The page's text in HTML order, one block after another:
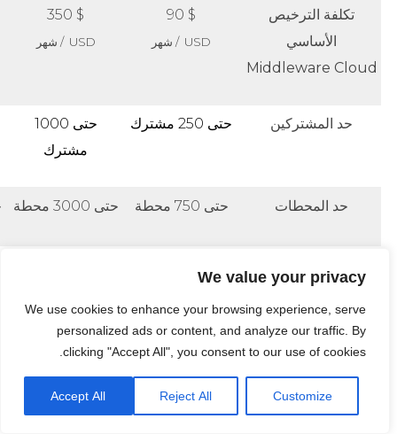
We value your privacy
We use cookies to enhance your browsing experience, serve
personalized ads or content, and analyze our traffic. By
clicking "Accept All", you consent to our use of cookies.
Customize
Reject All
Accept All
تكلفة الترخيص
الأساسي
Middleware Cloud
$ 90
USD / شهر
$ 350
USD / شهر
حد المشتركين حتى 250 مشترك
حتى 1000
مشترك
حد المحطات حتى 750 محطة حتى 3000 محطة
تراخيص على خادم البث
مع وظيفة DVR *
$ 175
USD / شهر USD / شهر
تكلفة خادم البث ** سعر مورد المعدات سعر مورد المعدات